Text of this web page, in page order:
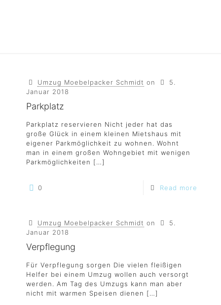
Umzug Moebelpacker Schmidt on
5.
Januar 2018
Parkplatz
Parkplatz reservieren Nicht jeder hat das
große Glück in einem kleinen Mietshaus mit
eigener Parkmöglichkeit zu wohnen. Wohnt
man in einem großen Wohngebiet mit wenigen
Parkmöglichkeiten […]
0 Read more
Umzug Moebelpacker Schmidt on
5.
Januar 2018
Verpflegung
Für Verpflegung sorgen Die vielen fleißigen
Helfer bei einem Umzug wollen auch versorgt
werden. Am Tag des Umzugs kann man aber
nicht mit warmen Speisen dienen […]